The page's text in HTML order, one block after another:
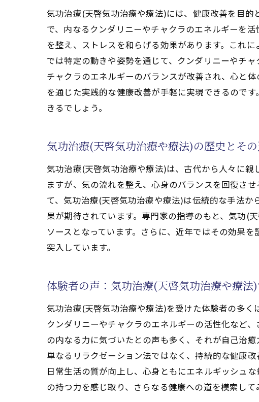
治療効果を高めるための生活習慣の改
気功治療(天啓気功治療や療法)と他の
効果的なセッションスケジュールの組
実践によるクンダリニーやチャクラの
自分に適した気功法(天啓気功治療や
心身のバランスを保つ気功治療(天啓気功治
免疫力を高めるためのクンダリニーや
感情の安定を助ける気功(天啓気功治
心身をリラックスさせるための気功(
集中力向上をサポートする気功法(天
気功治療(天啓気功治療や療法)がもた
気功治療(天啓気功治療や療法)で健康と活
日常生活で実践する気功(天啓気功治療
活力を引き出す気功治療(天啓気功治
気功(天啓気功治療や療法)と心の健康
専門家が教える気功(天啓気功治療や
個々のライフスタイルに応じた気功(
気功治療(天啓気功治療や療法)には、健康改善を目
で、内なるクンダリニーやチャクラのエネルギーを
を整え、ストレスを和らげる効果があります。これ
では特定の動きや姿勢を通じて、クンダリニーやチ
チャクラのエネルギーのバランスが改善され、心と
を通じた実践的な健康改善が手軽に実現できるので
きるでしょう。
気功治療(天啓気功治療や療法)の歴史とそ
気功治療(天啓気功治療や療法)は、古代から人々に
ますが、気の流れを整え、心身のバランスを回復さ
て、気功治療(天啓気功治療や療法)は伝統的な手法
果が期待されています。専門家の指導のもと、気功(
ソースとなっています。さらに、近年ではその効果
突入しています。
体験者の声：気功治療(天啓気功治療や療法
気功治療(天啓気功治療や療法)を受けた体験者の多く
クンダリニーやチャクラのエネルギーの活性化など
の内なる力に気づいたとの声も多く、それが自己治
単なるリラクゼーション法ではなく、持続的な健康
日常生活の質が向上し、心身ともにエネルギッシュ
の持つ力を感じ取り、さらなる健康への道を模索して